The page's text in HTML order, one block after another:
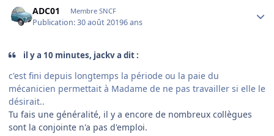
ADC01 Membre SNCF
Publication:30 août 20196 ans
il y a 10 minutes, jackv a dit :
c'est fini depuis longtemps la période ou la paie du
mécanicien permettait à Madame de ne pas travailler si elle le
désirait..
Tu fais une généralité, il y a encore de nombreux collègues
sont la conjointe n'a pas d'emploi.